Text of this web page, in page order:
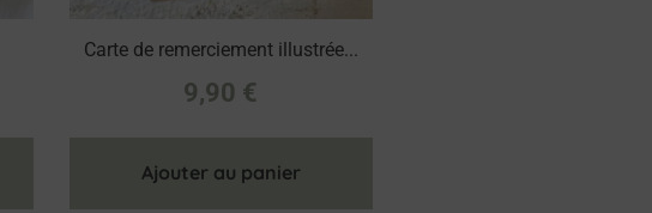
Carte de remerciement illustrée...
9,90 €
Ajouter au panier